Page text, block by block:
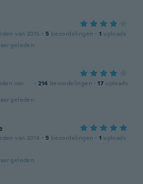
van 2015 · 5 beoordelingen · 1 uploads
geleden
van
· 214 beoordelingen · 17 uploads
geleden
van 2014 · 5 beoordelingen · 1 uploads
geleden